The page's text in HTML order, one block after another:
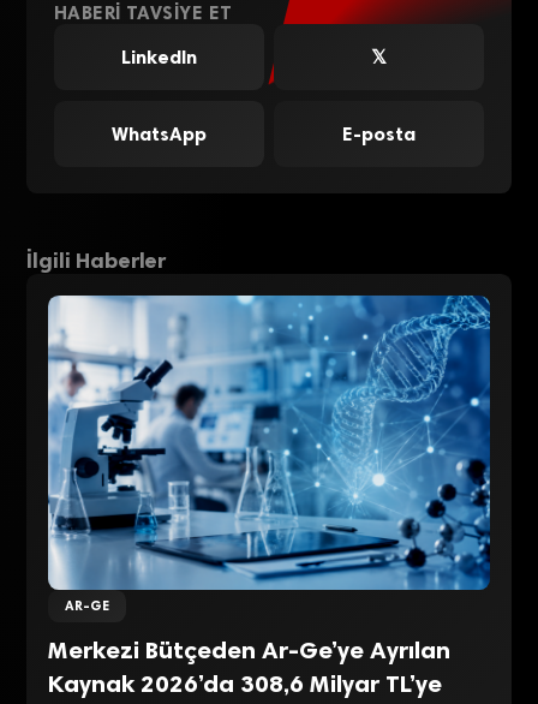
HABERI TAVSIYE ET
LinkedIn
𝕏
WhatsApp E-posta
İlgili Haberler
AR-GE
Merkezi Bütçeden Ar-Ge’ye Ayrılan
Kaynak 2026’da 308,6 Milyar TL’ye